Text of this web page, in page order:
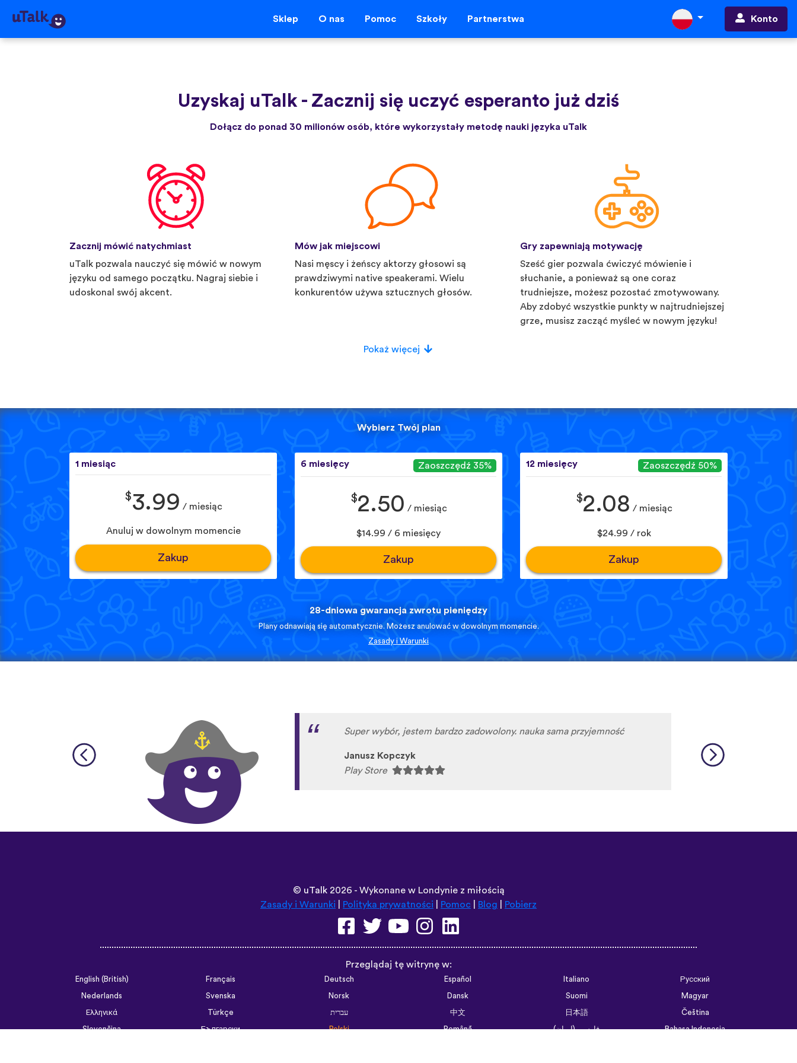
Sklep O nas Pomoc Szkoły Partnerstwa Konto
Uzyskaj uTalk - Zacznij się uczyć esperanto już dziś
Dołącz do ponad 30 milionów osób, które wykorzystały metodę nauki języka uTalk
Zacznij mówić natychmiast
uTalk pozwala nauczyć się mówić w nowym
języku od samego początku. Nagraj siebie i
udoskonal swój akcent.
Mów jak miejscowi
Nasi męscy i żeńscy aktorzy głosowi są
prawdziwymi native speakerami. Wielu
konkurentów używa sztucznych głosów.
Gry zapewniają motywację
Sześć gier pozwala ćwiczyć mówienie i
słuchanie, a ponieważ są one coraz
trudniejsze, możesz pozostać zmotywowany.
Aby zdobyć wszystkie punkty w najtrudniejszej
grze, musisz zacząć myśleć w nowym języku!
Pokaż więcej
Wybierz Twój plan
1 miesiąc
$3.99 / miesiąc
Anuluj w dowolnym momencie
Zakup
6 miesięcy Zaoszczędź 35%
$2.50 / miesiąc
$14.99 / 6 miesięcy
Zakup
12 miesięcy Zaoszczędź 50%
$2.08 / miesiąc
$24.99 / rok
Zakup
28-dniowa gwarancja zwrotu pieniędzy
Plany odnawiają się automatycznie. Możesz anulować w dowolnym momencie.
Zasady i Warunki
Przeglądaj tę witrynę w:
English (British) Français Deutsch Español Italiano
Русский
Norsk Dansk
Ελληνικά
Türkçe עברית 中文 日本語
Čeština
Slovenčina
Български Polski Română فارسی (ایران)
Bahasa Indonesia
ไทย
Tiếng Việt 한국어 Português do Brasil Українська
العربية الرسمية الحديثة
Монгол
Azərbaycan dili